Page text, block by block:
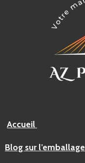
Accueil
Blog sur l’emballage